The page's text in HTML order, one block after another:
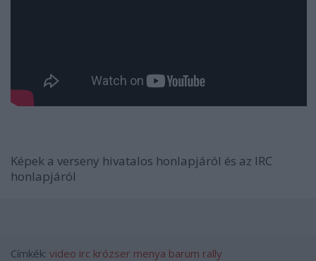
Képek a verseny hivatalos honlapjáról és az IRC
honlapjáról
Címkék: video irc krózser menya barum rally